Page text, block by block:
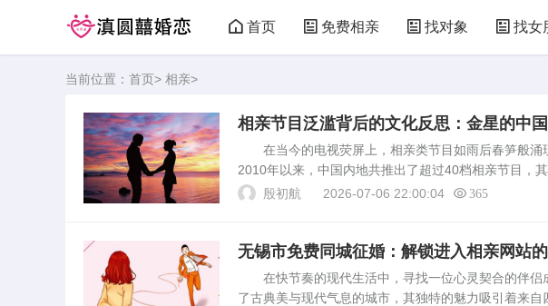
首页 免费相亲 找对象 找女
当前位置： 首页> 相亲>
相亲节目泛滥背后的文化反思：金星的中
在当今的电视荧屏上，相亲类节目如雨后春笋般涌
2010年以来，中国内地共推出了超过40档相亲节目，
大会》等知名节目。这一现象不仅反映了社会对婚姻问
殷初航 2026-07-06 22:00:04 365
无锡市免费同城征婚：解锁进入相亲网站
在快节奏的现代生活中，寻找一位心灵契合的伴侣
了古典美与现代气息的城市，其独特的魅力吸引着来